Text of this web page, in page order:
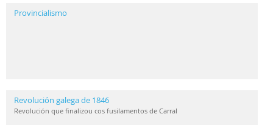
Provincialismo
Revolución galega de 1846
Revolución que finalizou cos fusilamentos de Carral